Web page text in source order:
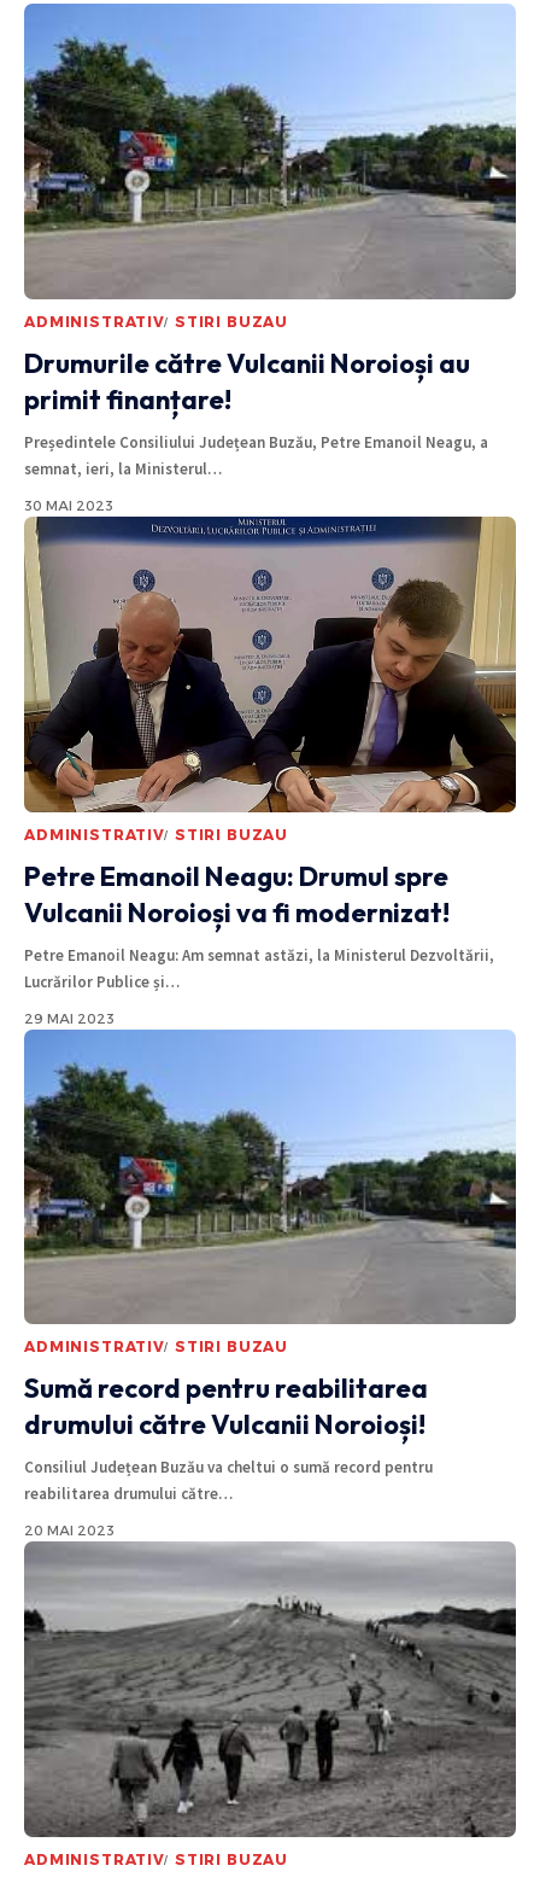
ADMINISTRATIV STIRI BUZAU
Drumurile către Vulcanii Noroioși au
primit finanțare!
Președintele Consiliului Județean Buzău, Petre Emanoil Neagu, a
semnat, ieri, la Ministerul…
30 MAI 2023
ADMINISTRATIV STIRI BUZAU
Petre Emanoil Neagu: Drumul spre
Vulcanii Noroioși va fi modernizat!
Petre Emanoil Neagu: Am semnat astăzi, la Ministerul Dezvoltării,
Lucrărilor Publice și…
29 MAI 2023
ADMINISTRATIV STIRI BUZAU
Sumă record pentru reabilitarea
drumului către Vulcanii Noroioși!
Consiliul Județean Buzău va cheltui o sumă record pentru
reabilitarea drumului către…
20 MAI 2023
ADMINISTRATIV STIRI BUZAU